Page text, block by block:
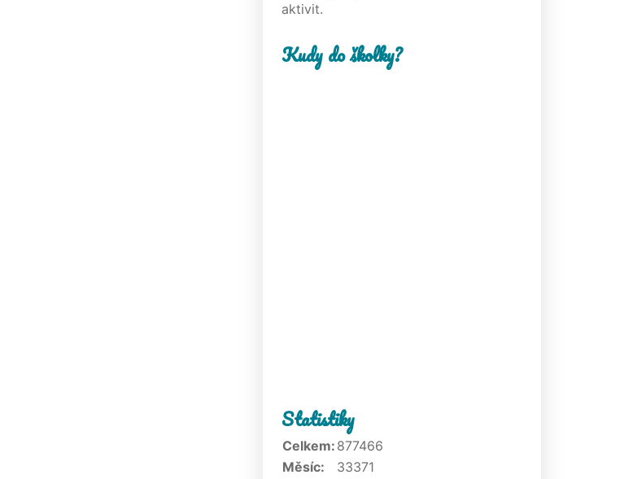
aktivit.
Kudy do školky?
Statistiky
Celkem: 877466
Měsíc:
33371